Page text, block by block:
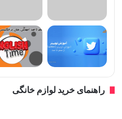
راهنمای خرید لوازم خانگی